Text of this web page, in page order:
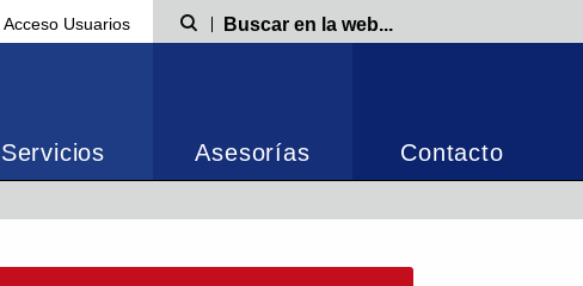
Acceso Usuarios Búsqueda
Servicios Asesorías Contacto